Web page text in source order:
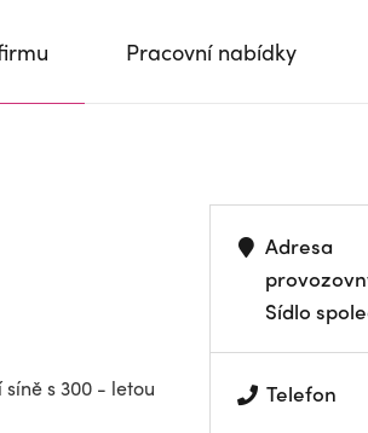
Pracovní nabídky
s 300 - letou
Adresa
Sídlo
Telefon